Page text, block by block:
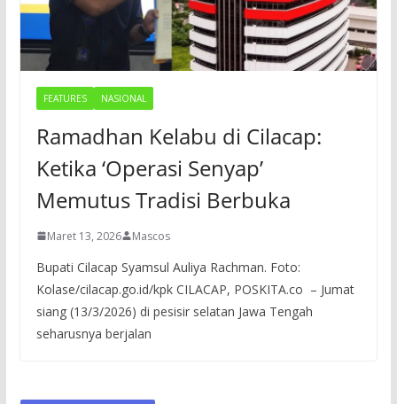
FEATURES NASIONAL
Ramadhan Kelabu di Cilacap:
Ketika ‘Operasi Senyap’
Memutus Tradisi Berbuka
Maret 13, 2026 Mascos
Bupati Cilacap Syamsul Auliya Rachman. Foto:
Kolase/cilacap.go.id/kpk CILACAP, POSKITA.co – Jumat
siang (13/3/2026) di pesisir selatan Jawa Tengah
seharusnya berjalan